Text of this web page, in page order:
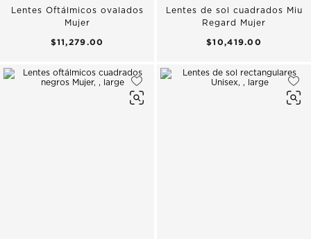
Lentes Oftálmicos ovalados
Mujer
$11,279.00
Lentes de sol cuadrados Miu
Regard Mujer
$10,419.00